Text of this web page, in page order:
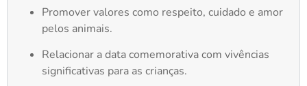
Promover valores como respeito, cuidado e amor
pelos animais.
Relacionar a data comemorativa com vivências
significativas para as crianças.